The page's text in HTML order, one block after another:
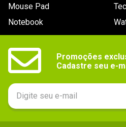
Mouse Pad
Notebook
Promoções
Cadastre seu e-